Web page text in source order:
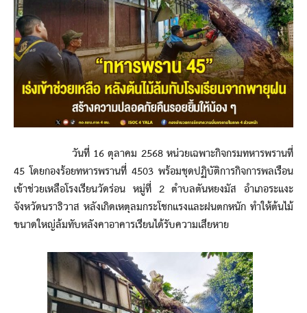
วันที่ 16 ตุลาคม 2568 หน่วยเฉพาะกิจกรมทหารพรานที่
45 โดยกองร้อยทหารพรานที่ 4503 พร้อมชุดปฏิบัติการกิจการพลเรือน
เข้าช่วยเหลือโรงเรียนวัดร่อน หมู่ที่ 2 ตำบลตันหยงมัส อำเภอระแงะ
จังหวัดนราธิวาส หลังเกิดเหตุลมกระโชกแรงและฝนตกหนัก ทำให้ต้นไม้
ขนาดใหญ่ล้มทับหลังคาอาคารเรียนได้รับความเสียหาย